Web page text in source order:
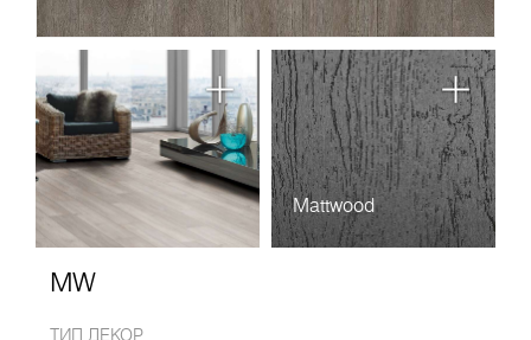
Mattwood
MW